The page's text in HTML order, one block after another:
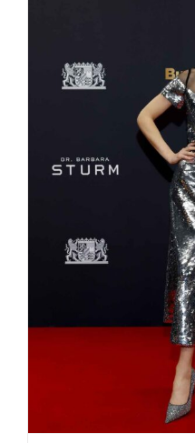
Marc Cain